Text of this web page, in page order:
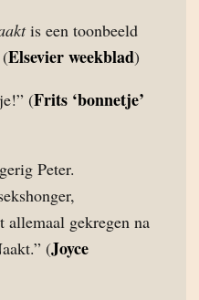
is een toonbeeld
Elsevier weekblad)
(Frits ‘bonnetje’
Peter.
allemaal gekregen na
(Joyce